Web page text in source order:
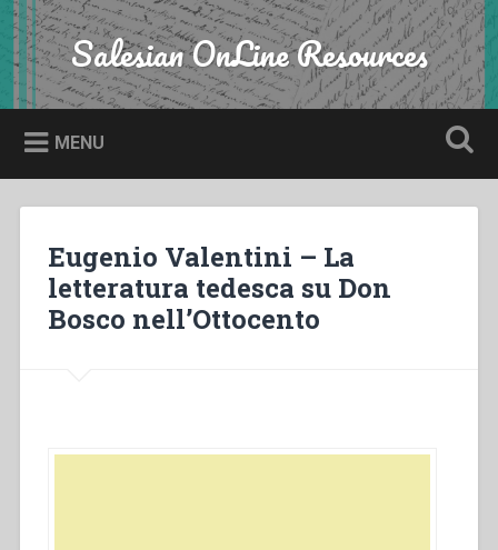
Skip
to
content
Search Salesian OnLine Resources
MENU
Eugenio Valentini – La
letteratura tedesca su Don
Bosco nell’Ottocento